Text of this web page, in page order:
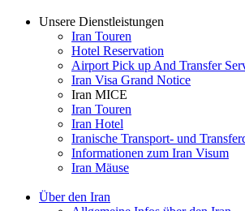
Unsere Dienstleistungen
Iran Touren
Hotel Reservation
Airport Pick up And Transfer
Iran Visa Grand Notice
Iran MICE
Iran Touren
Iran Hotel
Iranische Transport- und
Informationen zum Iran Visum
Iran Mäuse
Über den Iran